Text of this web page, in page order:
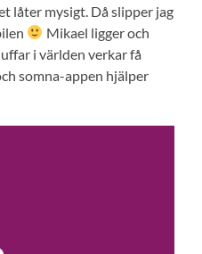
låter mysigt. Då slipper jag
Mikael ligger och
i världen verkar få
somna-appen hjälper